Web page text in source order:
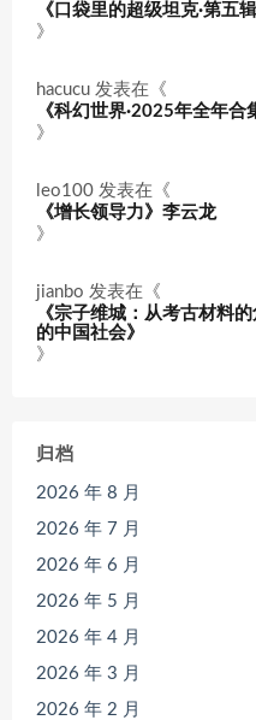
《口袋里的超级坦克·第五
》
hacucu 发表在《
《科幻世界·2025年全年合
》
leo100 发表在《
《增长领导力》李云龙
》
jianbo 发表在《
《宗子维城：从考古材料
的中国社会》
》
归档
2026 年 8 月
2026 年 7 月
2026 年 6 月
2026 年 5 月
2026 年 4 月
2026 年 3 月
2026 年 2 月